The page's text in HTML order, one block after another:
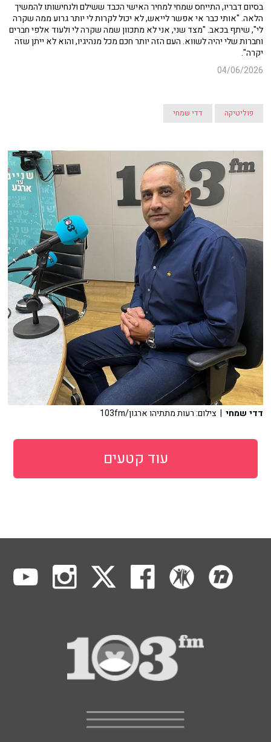
בסיום דבריו, התייחס שמחי למחיר האישי הכבד ששילם ולנחישותו להמשיך
הלאה. "אותי כבר אי אפשר לייאש, לא יכול לקרות לי יותר גרוע ממה שקרה
לי", שיתף בכאב. "מצד שני, אני לא מתכוון שמה שקרה לי ולעוד אלפי חברים
וחברות שלי יהיה לשווא. העם הזה יותר חכם מכל מנהיגיו, והוא לא ייתן שזה
יקרה".
04/06/2026
פוליטיקה דדי שמחי
דדי שמחי | צילום: רעות מתתיהו ארגון/103fm
עוד קטעים